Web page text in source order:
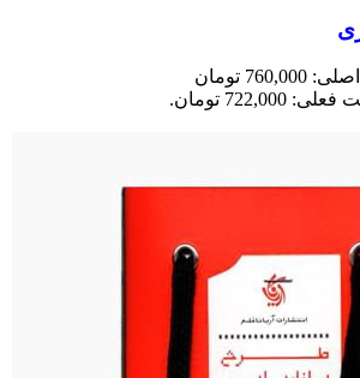
قیمت اصلی: 760,000 تومان
722,000 تومان.